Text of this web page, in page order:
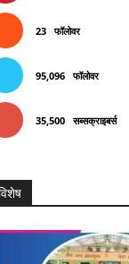
23 फॉलोवर
95,096 फॉलोवर
35,500 सब्सक्राइबर्स